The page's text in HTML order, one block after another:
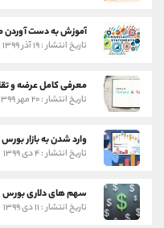
آموزش به دست آوردن
تاریخ انتشار : ۱۹ آذر ۱۳۹۹
معرفی کامل عرضه و
تاریخ انتشار : ۲۰ مهر ۱۳۹۹
وارد شدن به بازار بورس
تاریخ انتشار : ۴ دی ۱۳۹۹
سهم های دلاری بورس
تاریخ انتشار : ۱۱ دی ۱۳۹۹